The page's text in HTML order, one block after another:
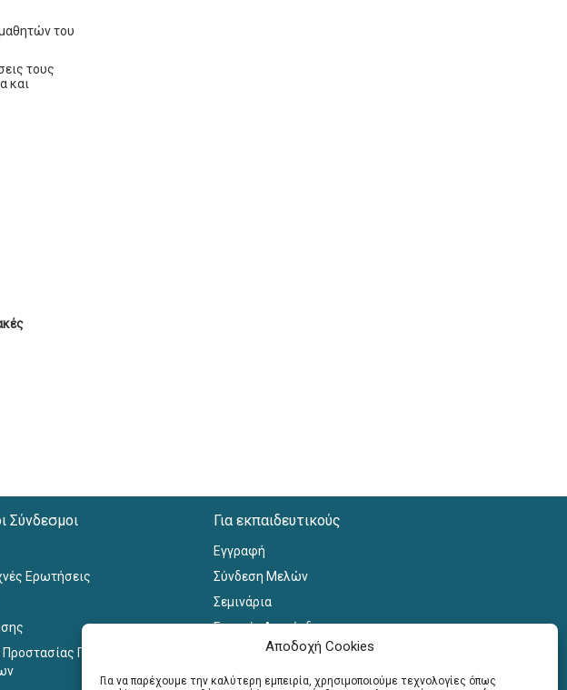
Αποδοχή Cookies
Για να παρέχουμε την καλύτερη εμπειρία, χρησιμοποιούμε τεχνολογίες όπως
του
τους
και
Σύνδεσμοι
Ερωτήσεις
Προστασίας Προσωπικών
Για εκπαιδευτικούς
Εγγραφή
Σύνδεση Μελών
Σεμινάρια
Γραφείο Διασύνδεσης